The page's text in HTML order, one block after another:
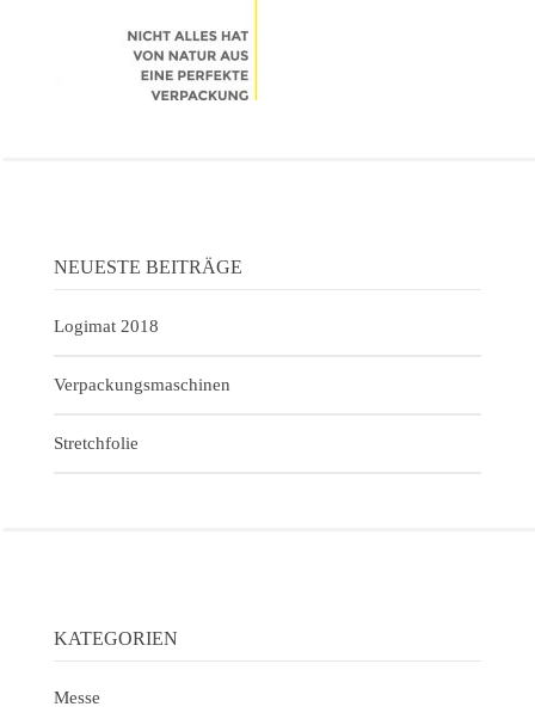
NEUESTE BEITRÄGE
Logimat 2018
Verpackungsmaschinen
Stretchfolie
KATEGORIEN
Messe